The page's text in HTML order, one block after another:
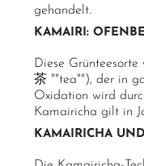
gehandelt.
KAMAIRI:
Diese
茶 ""tea""), der in
Oxidation wird
Kamairicha gilt in
KAMAIRICHA